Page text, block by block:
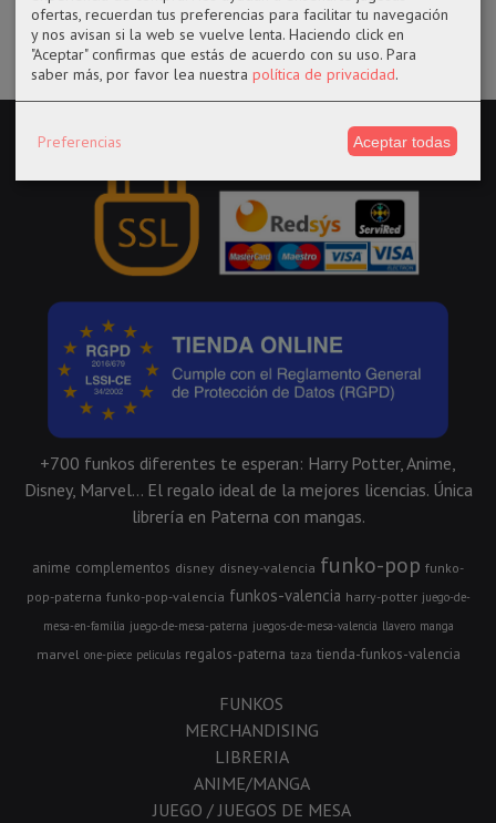
+700 funkos diferentes te esperan: Harry Potter, Anime,
Disney, Marvel... El regalo ideal de la mejores licencias. Única
librería en Paterna con mangas.
anime complementos disney disney-valencia funko-pop funko-
pop-paterna funko-pop-valencia funkos-valencia harry-potter juego-de-
mesa-en-familia juego-de-mesa-paterna juegos-de-mesa-valencia llavero manga
marvel one-piece peliculas regalos-paterna taza tienda-funkos-valencia
FUNKOS
MERCHANDISING
LIBRERIA
ANIME/MANGA
JUEGO / JUEGOS DE MESA
ofertas, recuerdan tus preferencias para facilitar tu navegación
y nos avisan si la web se vuelve lenta. Haciendo click en
"Aceptar" confirmas que estás de acuerdo con su uso. Para
saber más, por favor lea nuestra política de privacidad.
Preferencias Aceptar todas